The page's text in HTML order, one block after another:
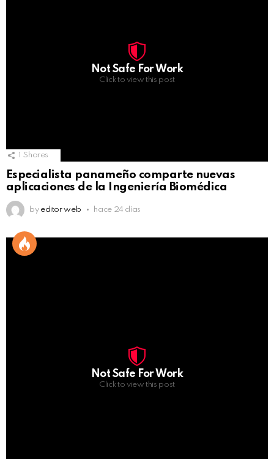
Not Safe For Work
Click to view this post
1 Shares
Especialista panameño comparte nuevas
aplicaciones de la Ingeniería Biomédica
by editor web hace 24 días
Not Safe For Work
Click to view this post